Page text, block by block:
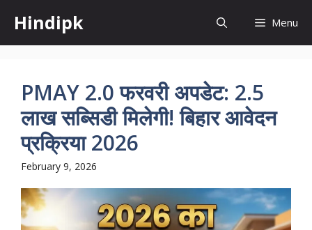
content
Hindipk Menu
PMAY 2.0 फरवरी अपडेट: 2.5
लाख सब्सिडी मिलेगी! बिहार आवेदन
प्रक्रिया 2026
February 9, 2026